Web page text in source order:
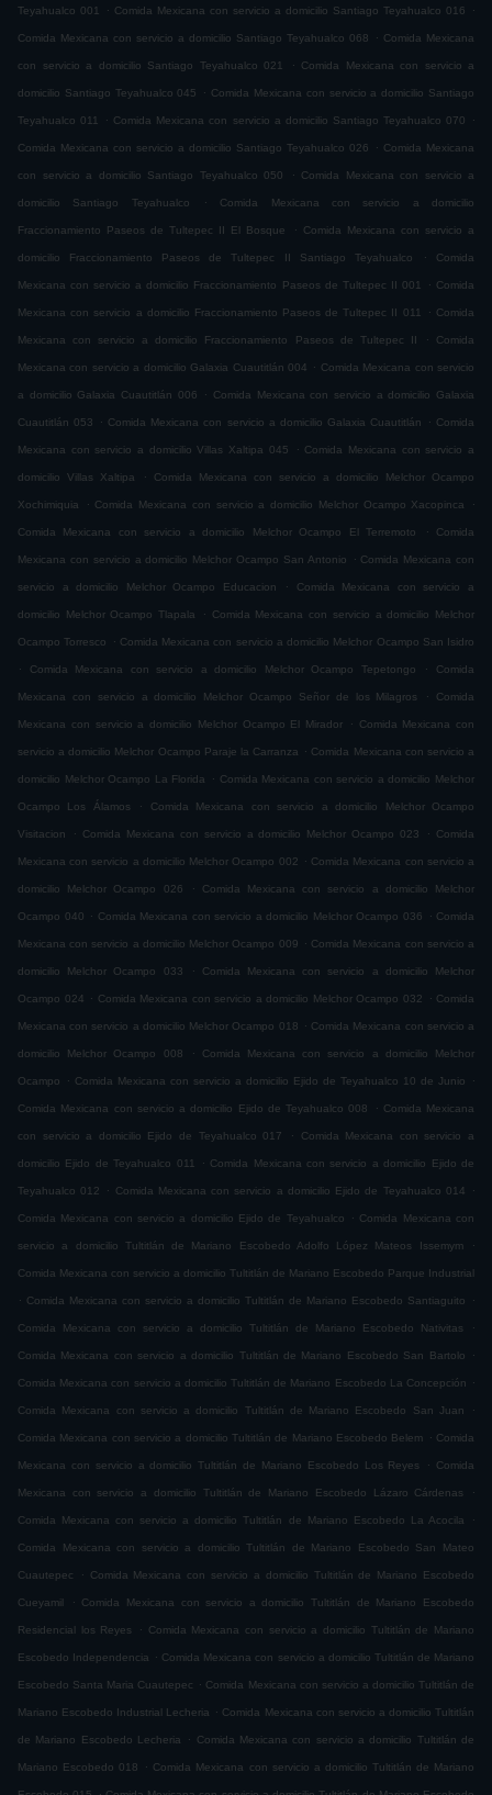
Teyahualco 001 . Comida Mexicana con servicio a domicilio Santiago Teyahualco 016 .
Comida Mexicana con servicio a domicilio Santiago Teyahualco 068 . Comida Mexicana
con servicio a domicilio Santiago Teyahualco 021 . Comida Mexicana con servicio a
domicilio Santiago Teyahualco 045 . Comida Mexicana con servicio a domicilio Santiago
Teyahualco 011 . Comida Mexicana con servicio a domicilio Santiago Teyahualco 070 .
Comida Mexicana con servicio a domicilio Santiago Teyahualco 026 . Comida Mexicana
con servicio a domicilio Santiago Teyahualco 050 . Comida Mexicana con servicio a
domicilio Santiago Teyahualco . Comida Mexicana con servicio a domicilio
Fraccionamiento Paseos de Tultepec II El Bosque . Comida Mexicana con servicio a
domicilio Fraccionamiento Paseos de Tultepec II Santiago Teyahualco . Comida
Mexicana con servicio a domicilio Fraccionamiento Paseos de Tultepec II 001 . Comida
Mexicana con servicio a domicilio Fraccionamiento Paseos de Tultepec II 011 . Comida
Mexicana con servicio a domicilio Fraccionamiento Paseos de Tultepec II . Comida
Mexicana con servicio a domicilio Galaxia Cuautitlán 004 . Comida Mexicana con servicio
a domicilio Galaxia Cuautitlán 006 . Comida Mexicana con servicio a domicilio Galaxia
Cuautitlán 053 . Comida Mexicana con servicio a domicilio Galaxia Cuautitlán . Comida
Mexicana con servicio a domicilio Villas Xaltipa 045 . Comida Mexicana con servicio a
domicilio Villas Xaltipa . Comida Mexicana con servicio a domicilio Melchor Ocampo
Xochimiquia . Comida Mexicana con servicio a domicilio Melchor Ocampo Xacopinca .
Comida Mexicana con servicio a domicilio Melchor Ocampo El Terremoto . Comida
Mexicana con servicio a domicilio Melchor Ocampo San Antonio . Comida Mexicana con
servicio a domicilio Melchor Ocampo Educacion . Comida Mexicana con servicio a
domicilio Melchor Ocampo Tlapala . Comida Mexicana con servicio a domicilio Melchor
Ocampo Torresco . Comida Mexicana con servicio a domicilio Melchor Ocampo San Isidro
.
Comida Mexicana con servicio a domicilio Melchor Ocampo Tepetongo . Comida
Mexicana con servicio a domicilio Melchor Ocampo Señor de los Milagros . Comida
Mexicana con servicio a domicilio Melchor Ocampo El Mirador . Comida Mexicana con
servicio a domicilio Melchor Ocampo Paraje la Carranza . Comida Mexicana con servicio a
domicilio Melchor Ocampo La Florida . Comida Mexicana con servicio a domicilio Melchor
Ocampo Los Álamos . Comida Mexicana con servicio a domicilio Melchor Ocampo
Visitacion . Comida Mexicana con servicio a domicilio Melchor Ocampo 023 . Comida
Mexicana con servicio a domicilio Melchor Ocampo 002 . Comida Mexicana con servicio a
domicilio Melchor Ocampo 026 . Comida Mexicana con servicio a domicilio Melchor
Ocampo 040 . Comida Mexicana con servicio a domicilio Melchor Ocampo 036 . Comida
Mexicana con servicio a domicilio Melchor Ocampo 009 . Comida Mexicana con servicio a
domicilio Melchor Ocampo 033 . Comida Mexicana con servicio a domicilio Melchor
Ocampo 024 . Comida Mexicana con servicio a domicilio Melchor Ocampo 032 . Comida
Mexicana con servicio a domicilio Melchor Ocampo 018 . Comida Mexicana con servicio a
domicilio Melchor Ocampo 008 . Comida Mexicana con servicio a domicilio Melchor
Ocampo . Comida Mexicana con servicio a domicilio Ejido de Teyahualco 10 de Junio .
Comida Mexicana con servicio a domicilio Ejido de Teyahualco 008 . Comida Mexicana
con servicio a domicilio Ejido de Teyahualco 017 . Comida Mexicana con servicio a
domicilio Ejido de Teyahualco 011 . Comida Mexicana con servicio a domicilio Ejido de
Teyahualco 012 . Comida Mexicana con servicio a domicilio Ejido de Teyahualco 014 .
Comida Mexicana con servicio a domicilio Ejido de Teyahualco . Comida Mexicana con
servicio a domicilio Tultitlán de Mariano Escobedo Adolfo López Mateos Issemym .
Comida Mexicana con servicio a domicilio Tultitlán de Mariano Escobedo Parque Industrial
. Comida Mexicana con servicio a domicilio Tultitlán de Mariano Escobedo Santiaguito .
Comida Mexicana con servicio a domicilio Tultitlán de Mariano Escobedo Nativitas .
Comida Mexicana con servicio a domicilio Tultitlán de Mariano Escobedo San Bartolo .
Comida Mexicana con servicio a domicilio Tultitlán de Mariano Escobedo La Concepción .
Comida Mexicana con servicio a domicilio Tultitlán de Mariano Escobedo San Juan .
Comida Mexicana con servicio a domicilio Tultitlán de Mariano Escobedo Belem . Comida
Mexicana con servicio a domicilio Tultitlán de Mariano Escobedo Los Reyes . Comida
Mexicana con servicio a domicilio Tultitlán de Mariano Escobedo Lázaro Cárdenas .
Comida Mexicana con servicio a domicilio Tultitlán de Mariano Escobedo La Acocila .
Comida Mexicana con servicio a domicilio Tultitlán de Mariano Escobedo San Mateo
Cuautepec . Comida Mexicana con servicio a domicilio Tultitlán de Mariano Escobedo
Cueyamil . Comida Mexicana con servicio a domicilio Tultitlán de Mariano Escobedo
Residencial los Reyes . Comida Mexicana con servicio a domicilio Tultitlán de Mariano
Escobedo Independencia . Comida Mexicana con servicio a domicilio Tultitlán de Mariano
Escobedo Santa Maria Cuautepec . Comida Mexicana con servicio a domicilio Tultitlán de
Mariano Escobedo Industrial Lecheria . Comida Mexicana con servicio a domicilio Tultitlán
de Mariano Escobedo Lecheria . Comida Mexicana con servicio a domicilio Tultitlán de
Mariano Escobedo 018 . Comida Mexicana con servicio a domicilio Tultitlán de Mariano
.